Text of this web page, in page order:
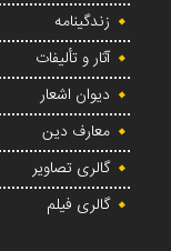
زندگینامه
آثار و تألیفات
دیوان اشعار
معارف دین
گالری تصاویر
گالری فیلم